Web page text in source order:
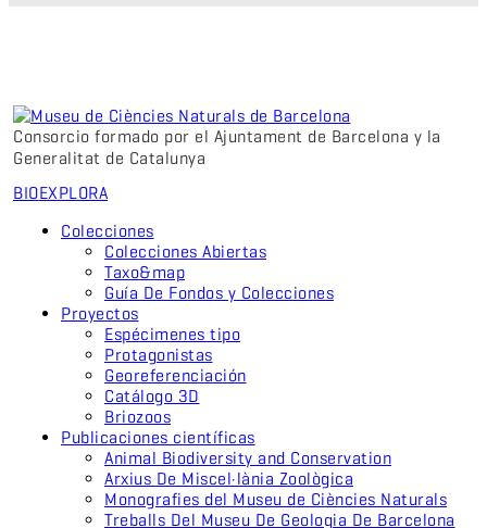
Consorcio formado por el Ajuntament de Barcelona y la
Generalitat de Catalunya
BIOEXPLORA
Colecciones
Colecciones Abiertas
Taxo&map
Guía De Fondos y Colecciones
Proyectos
Espécimenes tipo
Protagonistas
Georeferenciación
Catálogo 3D
Briozoos
Publicaciones científicas
Animal Biodiversity and Conservation
Arxius De Miscel·lània Zoològica
Monografies del Museu de Ciències Naturals
Treballs Del Museu De Geologia De Barcelona